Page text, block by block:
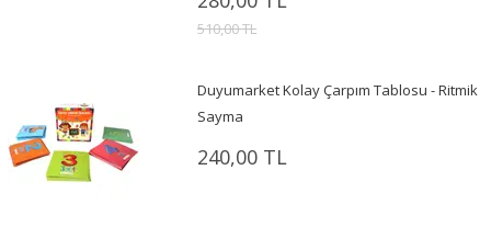
510,00 TL
Duyumarket Kolay Çarpım Tablosu - Ritmik
Sayma
240,00 TL